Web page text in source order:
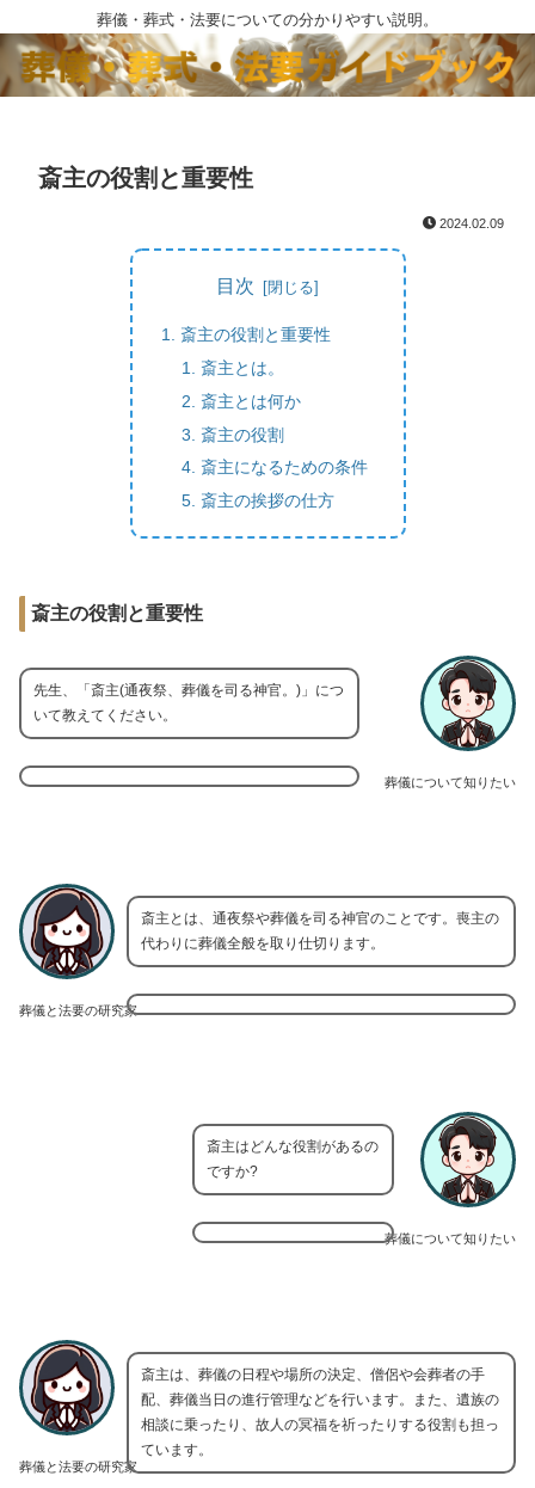
葬儀・葬式・法要についての分かりやすい説明。
斎主の役割と重要性
2024.02.09
目次
斎主の役割と重要性
斎主とは。
斎主とは何か
斎主の役割
斎主になるための条件
斎主の挨拶の仕方
斎主の役割と重要性
葬儀について知りたい
先生、「斎主(通夜祭、葬儀を司る神官。)」につ
いて教えてください。
葬儀と法要の研究家
斎主とは、通夜祭や葬儀を司る神官のことです。喪主の
代わりに葬儀全般を取り仕切ります。
葬儀について知りたい
斎主はどんな役割があるの
ですか?
葬儀と法要の研究家
斎主は、葬儀の日程や場所の決定、僧侶や会葬者の手
配、葬儀当日の進行管理などを行います。また、遺族の
相談に乗ったり、故人の冥福を祈ったりする役割も担っ
ています。